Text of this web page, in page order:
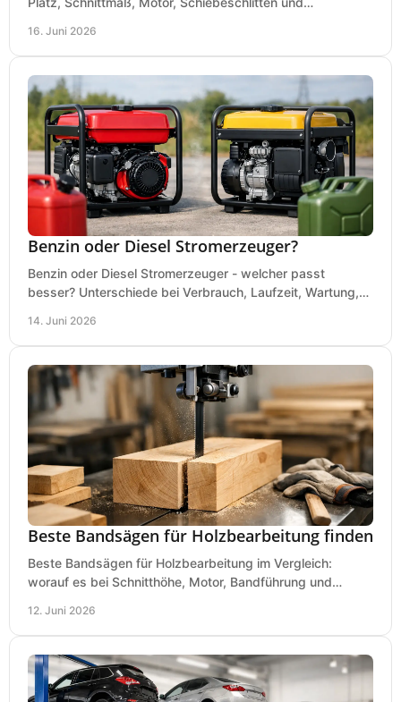
16. Juni 2026
Benzin oder Diesel Stromerzeuger?
Benzin oder Diesel Stromerzeuger - welcher passt
besser? Unterschiede bei Verbrauch, Laufzeit, Wartung,
14. Juni 2026
Beste Bandsägen für Holzbearbeitung finden
Beste Bandsägen für Holzbearbeitung im Vergleich:
worauf es bei Schnitthöhe, Motor, Bandführung und
12. Juni 2026